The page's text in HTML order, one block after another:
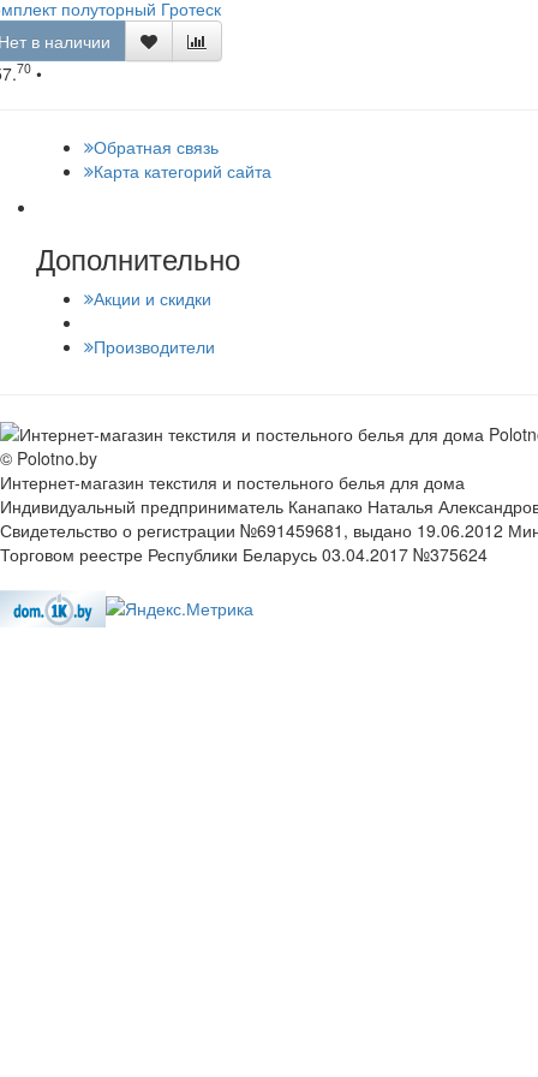
полуторный Гротеск
в наличии
70 •
Обратная связь
Карта категорий сайта
Дополнительно
Акции и скидки
Производители
© Polotno.by
Интернет-магазин текстиля и постельного белья для дома
Индивидуальный предприниматель Канапако Наталья
Свидетельство о регистрации №691459681, выдано 19.06.2012
Торговом реестре Республики Беларусь 03.04.2017 №375624